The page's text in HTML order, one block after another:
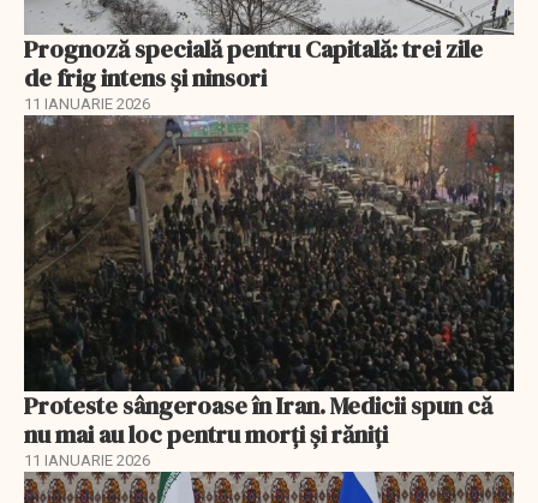
Prognoză specială pentru Capitală: trei zile
de frig intens și ninsori
11 IANUARIE 2026
Proteste sângeroase în Iran. Medicii spun că
nu mai au loc pentru morți și răniți
11 IANUARIE 2026